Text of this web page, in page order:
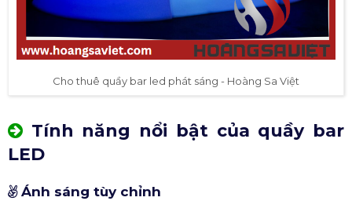
Cho thuê quầy bar led phát sáng - Hoàng Sa Việt
Tính năng nổi bật của quầy bar
LED
Ánh sáng tùy chỉnh